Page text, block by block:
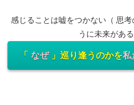
感じることは嘘をつかない（ 思
うに未来がある
「 なぜ」巡り逢うのかを私